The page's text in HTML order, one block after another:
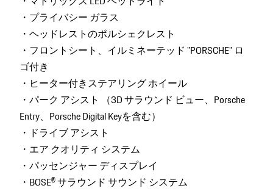
・プライバシー ガラス
・ヘッドレストのポルシェクレスト
・フロントシート、イルミネーテッド "PORSCHE" ロ
ゴ付き
・ヒーター付きステアリング ホイール
・パーク アシスト （3D サラウンド ビュー、Porsche
Entry、Porsche Digital Keyを含む）
・ドライブ アシスト
・エア クオリティ システム
・パッセンジャー ディスプレイ
・BOSE® サラウンド サウンド システム